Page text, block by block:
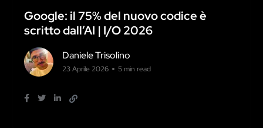
Google: il 75% del nuovo codice è
scritto dall’AI | I/O 2026
Daniele Trisolino
23 Aprile 2026 5 min read